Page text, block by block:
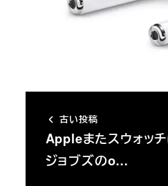
古い投稿
Appleまたスウォッチ
ジョブズのo…